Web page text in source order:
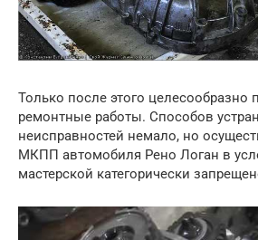
Только после этого целесообразно
ремонтные работы. Способов
неисправностей немало, но
МКПП автомобиля Рено Логан в
мастерской категорически